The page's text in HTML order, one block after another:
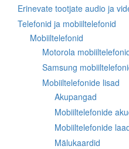
Erinevate tootjate audio ja
Telefonid ja mobiiltelefonid
Mobiiltelefonid
Motorola
Samsung
Mobiiltelefonide lisad
Akupangad
Mobiiltelefonide
Mobiiltelefonide
Mälukaardid